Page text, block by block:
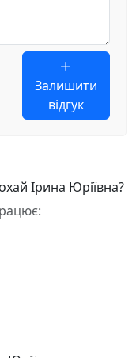
Залишити
відгук
Ірина Юріївна?